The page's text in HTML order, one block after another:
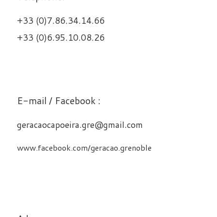
+33 (0)7.86.34.14.66
+33 (0)6.95.10.08.26
E-mail / Facebook :
geracaocapoeira.gre@gmail.com
www.facebook.com/geracao.grenoble